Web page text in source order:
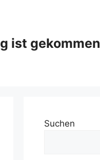
ist gekommen
Suchen